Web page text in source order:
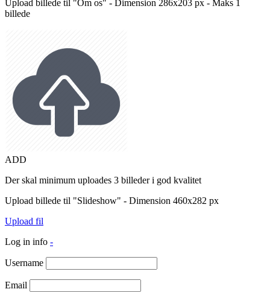
Upload billede til "Om os" - Dimension 286x203 px - Maks 1
billede
ADD
Der skal minimum uploades 3 billeder i god kvalitet
Upload billede til "Slideshow" - Dimension 460x282 px
Upload fil
Log in info -
Username
Email